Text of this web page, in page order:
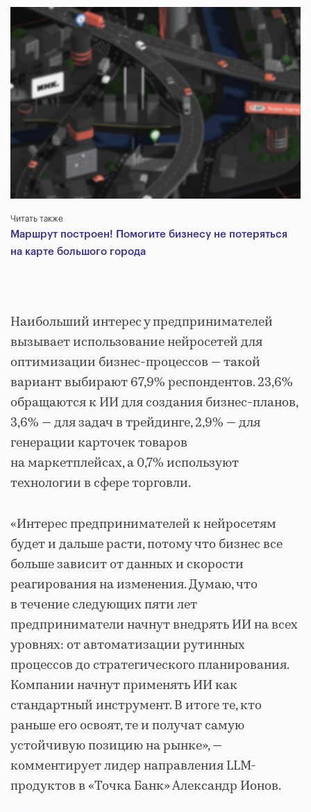
Читать также
Маршрут построен! Помогите бизнесу не потеряться
на карте большого города
Наибольший интерес у предпринимателей
вызывает использование нейросетей для
оптимизации бизнес-процессов — такой
вариант выбирают 67,9% респондентов. 23,6%
обращаются к ИИ для создания бизнес-планов,
3,6% — для задач в трейдинге, 2,9% — для
генерации карточек товаров
на маркетплейсах, а 0,7% используют
технологии в сфере торговли.
«Интерес предпринимателей к нейросетям
будет и дальше расти, потому что бизнес все
больше зависит от данных и скорости
реагирования на изменения. Думаю, что
в течение следующих пяти лет
предприниматели начнут внедрять ИИ на всех
уровнях: от автоматизации рутинных
процессов до стратегического планирования.
Компании начнут применять ИИ как
стандартный инструмент. В итоге те, кто
раньше его освоят, те и получат самую
устойчивую позицию на рынке», —
комментирует лидер направления LLM-
продуктов в «Точка Банк» Александр Ионов.